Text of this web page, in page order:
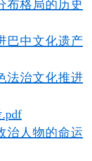
布格局的历史
巴中文化遗产
法治文化推进
治人物的命运